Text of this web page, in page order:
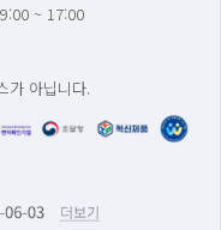
~ 17:00
가 아닙니다.